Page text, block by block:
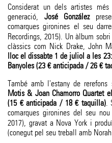
Considerat un dels artistes
generació, José González
comarques gironines el seu
Recordings, 2015). Un àlbum
clàssics com Nick Drake, John
lloc el dissabte 1 de juliol a les
Banyoles (23 € anticipada / 26 €
També amb l'estany de rerefons
Motis & Joan Chamorro Quartet
(15 € anticipada / 18 € taquilla).
comarques gironines del seu nou
2017), gravat a Nova York i
(conegut pel seu treball amb